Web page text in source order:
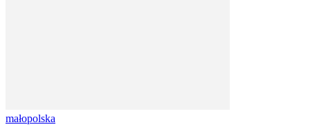
małopolska